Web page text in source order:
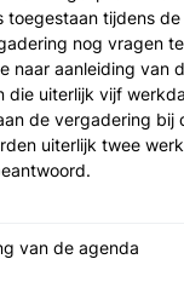
toegestaan tijdens de
nog vragen
naar aanleiding van
die uiterlijk vijf
de vergadering bij
uiterlijk twee
van de agenda